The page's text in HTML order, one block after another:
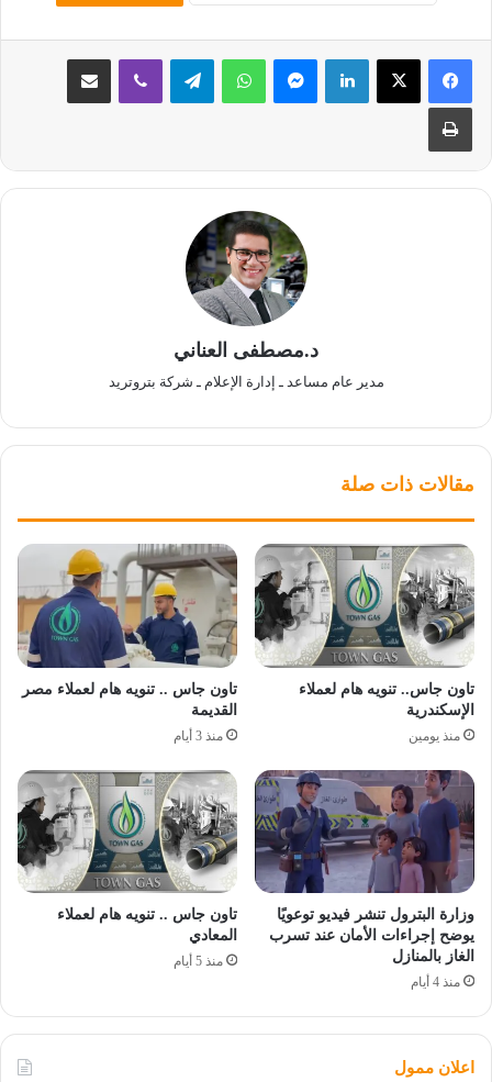
لينكدإن ماسنجر واتساب تيلقرام ڤايبر مشاركة عبر البريد
طباعة
د.مصطفى العناني
مدير عام مساعد ـ إدارة الإعلام ـ شركة بتروتريد
مقالات ذات صلة
تاون جاس.. تنويه هام لعملاء
الإسكندرية
منذ يومين
تاون جاس .. تنويه هام لعملاء مصر
القديمة
منذ 3 أيام
وزارة البترول تنشر فيديو توعويًا
يوضح إجراءات الأمان عند تسرب
الغاز بالمنازل
منذ 4 أيام
تاون جاس .. تنويه هام لعملاء
المعادي
منذ 5 أيام
اعلان ممول